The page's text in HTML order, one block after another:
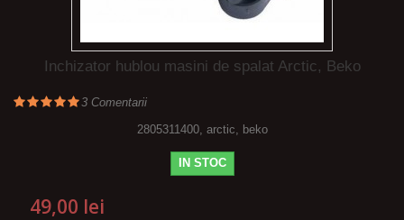
Inchizator hublou masini de spalat Arctic, Beko
3 Comentarii
2805311400, arctic, beko
IN STOC
49,00 lei